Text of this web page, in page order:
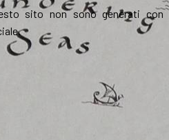
sito non sono generati con